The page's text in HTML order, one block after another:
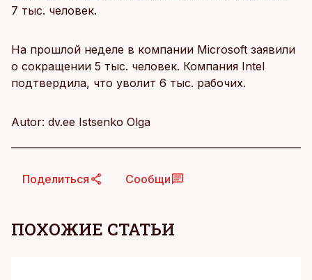
7 тыс. человек.
На прошлой неделе в компании Microsoft заявили
о сокращении 5 тыс. человек. Компания Intel
подтвердила, что уволит 6 тыс. рабочих.
Autor: dv.ee Istsenko Olga
Поделиться Сообщи
ПОХОЖИЕ СТАТЬИ